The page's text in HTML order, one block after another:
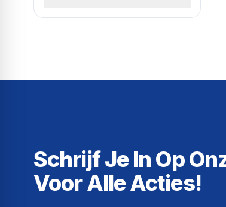
Schrijf Je In Op
Voor Alle Acties!